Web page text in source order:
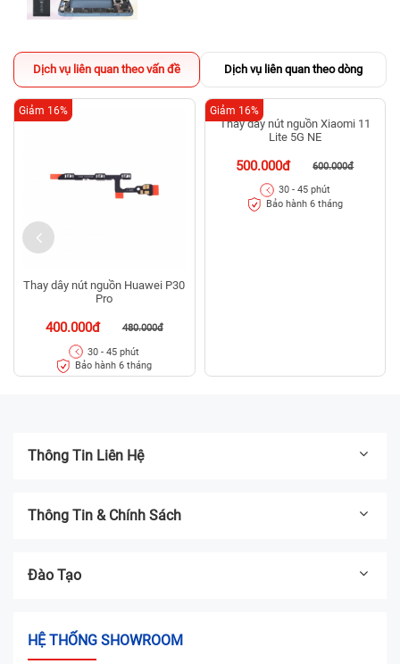
Dịch vụ liên quan theo vấn đề Dịch vụ liên quan theo dòng
Thay dây nút nguồn Huawei P30
Pro
400.000đ 480.000đ
Giảm 16%
30 - 45 phút
Bảo hành 6 tháng
Thay dây nút nguồn Xiaomi 11
Lite 5G NE
500.000đ 600.000đ
Giảm 16%
30 - 45 phút
Bảo hành 6 tháng
Thông Tin Liên Hệ
Thông Tin & Chính Sách
Đào Tạo
HỆ THỐNG SHOWROOM